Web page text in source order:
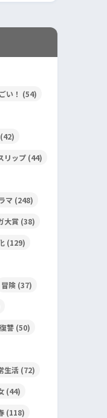
い！ (54)
(42)
リップ (44)
マ (248)
大賞 (38)
(129)
冒険 (37)
復讐 (50)
生活 (72)
(44)
(118)